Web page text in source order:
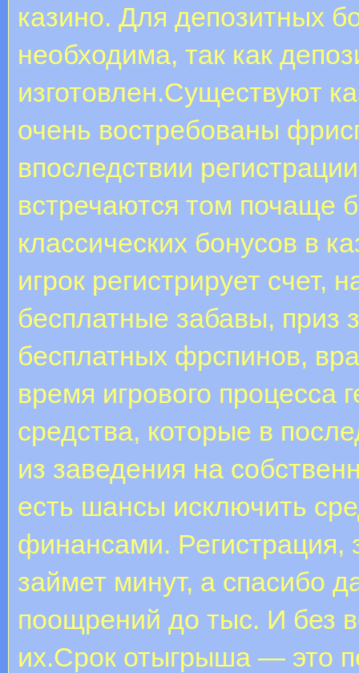
казино. Для депозитных
необходима, так как
изготовлен.Существуют
очень востребованы
впоследствии
встречаются том почаще
классических бонусов в
игрок регистрирует счет,
бесплатные забавы, приз
бесплатных фрспинов,
время игрового процесса
средства, которые в
из заведения на
есть шансы исключить
финансами. Регистрация,
займет минут, а спасибо
поощрений до тыс. И без
их.Срок отыгрыша — это